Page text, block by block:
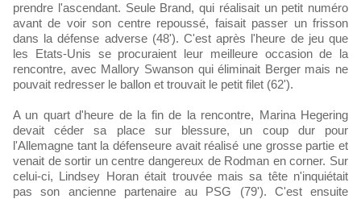
prendre l'ascendant. Seule Brand, qui réalisait un petit numéro
avant de voir son centre repoussé, faisait passer un frisson
dans la défense adverse (48'). C'est après l'heure de jeu que
les Etats-Unis se procuraient leur meilleure occasion de la
rencontre, avec Mallory Swanson qui éliminait Berger mais ne
pouvait redresser le ballon et trouvait le petit filet (62').
A un quart d'heure de la fin de la rencontre, Marina Hegering
devait céder sa place sur blessure, un coup dur pour
l'Allemagne tant la défenseure avait réalisé une grosse partie et
venait de sortir un centre dangereux de Rodman en corner. Sur
celui-ci, Lindsey Horan était trouvée mais sa tête n'inquiétait
pas son ancienne partenaire au PSG (79'). C'est ensuite